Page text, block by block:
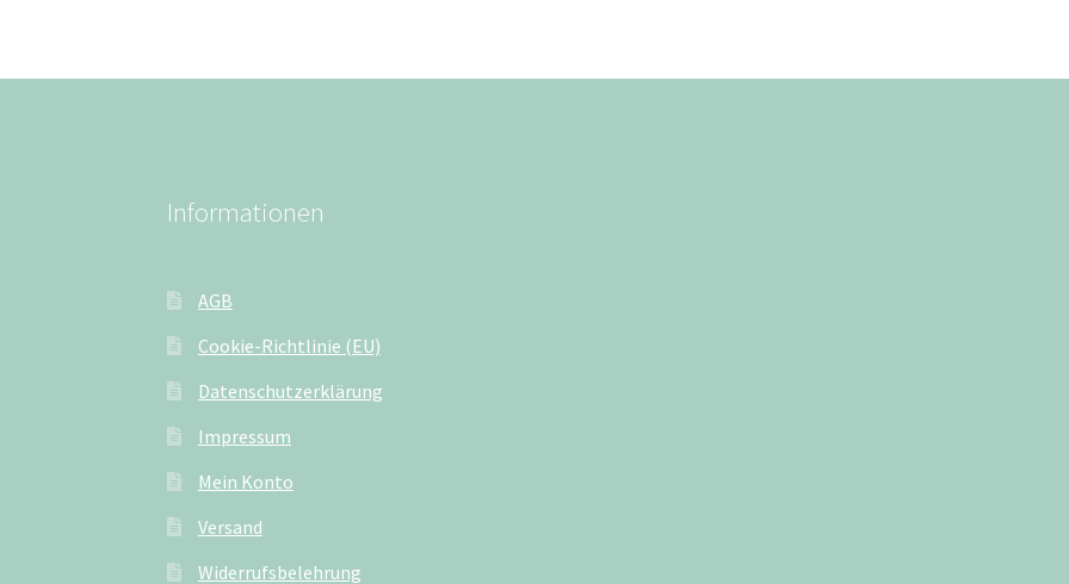
Informationen
AGB
Cookie-Richtlinie (EU)
Datenschutzerklärung
Impressum
Mein Konto
Versand
Widerrufsbelehrung